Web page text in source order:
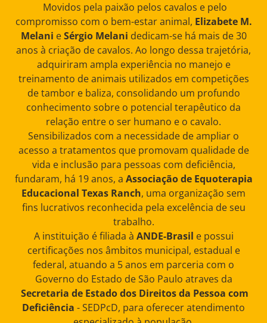
Movidos pela paixão pelos cavalos e pelo
compromisso com o bem-estar animal, Elizabete M.
Melani eSérgio Melani dedicam-se há mais de 30
anos à criação de cavalos. Ao longo dessa trajetória,
adquiriram ampla experiência no manejo e
treinamento de animais utilizados em competições
de tambor e baliza, consolidando um profundo
conhecimento sobre o potencial terapêutico da
relação entre o ser humano e o cavalo.
Sensibilizados com a necessidade de ampliar o
acesso a tratamentos que promovam qualidade de
vida e inclusão para pessoas com deficiência,
fundaram, há 19 anos, a Associação de Equoterapia
Educacional Texas Ranch, uma organização sem
fins lucrativos reconhecida pela excelência de seu
trabalho.
A instituição é filiada à ANDE-Brasil e possui
certificações nos âmbitos municipal, estadual e
federal, atuando a 5 anos em parceria com o
Governo do Estado de São Paulo atraves da
Secretaria de Estado dos Direitos da Pessoa com
Deficiência - SEDPcD, para oferecer atendimento